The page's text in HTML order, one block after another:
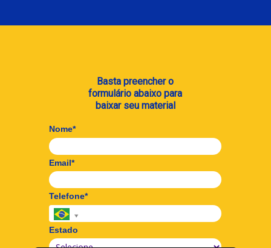
Basta preencher o
formulário abaixo para
baixar seu material
Nome*
Email*
Telefone*
Estado